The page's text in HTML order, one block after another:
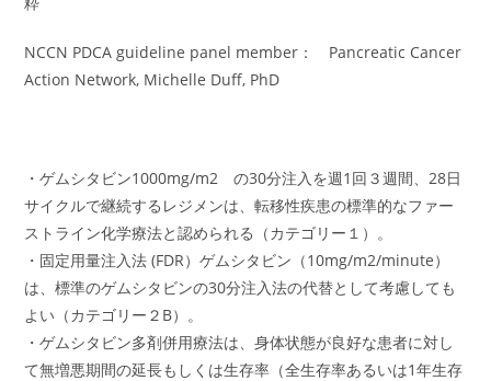
NCCN PDCA guideline panel member： Pancreatic Cancer
Action Network, Michelle Duff, PhD
・ゲムシタビン1000mg/m2 の30分注入を週1回３週間、28日
サイクルで継続するレジメンは、転移性疾患の標準的なファー
ストライン化学療法と認められる（カテゴリー１）。
・固定用量注入法 (FDR）ゲムシタビン（10mg/m2/minute）
は、標準のゲムシタビンの30分注入法の代替として考慮しても
よい（カテゴリー２B）。
・ゲムシタビン多剤併用療法は、身体状態が良好な患者に対し
て無増悪期間の延長もしくは生存率（全生存率あるいは1年生存